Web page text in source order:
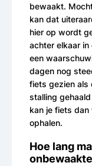
bewaakt.
kan dat
hier op wordt
achter elkaar
een
dagen nog
fiets gezien als
stalling
kan je fiets
ophalen.
Hoe lang